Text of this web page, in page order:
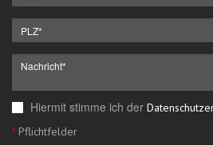
Hiermit stimme ich der
*Pflichtfelder